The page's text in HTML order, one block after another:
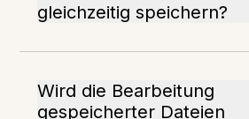
gleichzeitig speichern?
Wird die Bearbeitung
gespeicherter Dateien